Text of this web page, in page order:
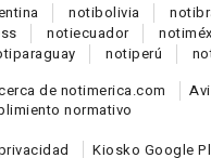
notibolivia noti
notiecuador noti
paraguay notiperú
de notimerica.com
normativo
Kiosko Google